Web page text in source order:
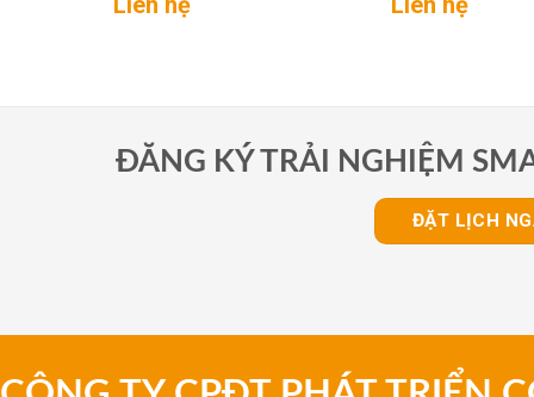
ĐĂNG KÝ TRẢI NGHIỆM
ĐẶT LỊCH